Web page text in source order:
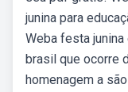
junina para
Weba festa
brasil que ocorre
homenagem a